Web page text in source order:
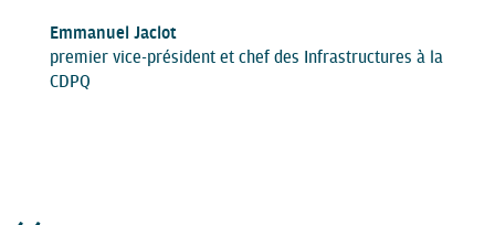
Emmanuel Jaclot
premier vice-président et chef des Infrastructures à la
CDPQ